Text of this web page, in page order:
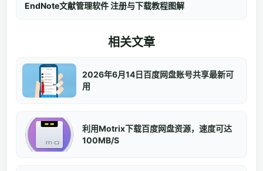
EndNote文献管理软件 注册与下载教程图解
相关文章
2026年6月14日百度网盘账号共享最新可
用
利用Motrix下载百度网盘资源，速度可达
100MB/S